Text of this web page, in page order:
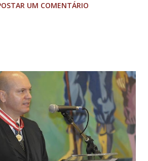
de estímulo à literatura. Os baús,
serão agora disponibilizados para as
de Histórias” realizado pelo
foi entregue pela professora do
à secretária municipal de educação,
de Abreu Coelho. Vale aqui ser
de Três Corações é o único do
a manter essa parceria com a
UM COMENTÁRIO